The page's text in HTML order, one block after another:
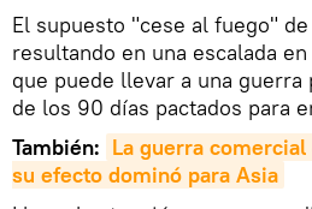
El supuesto "cese al fuego"
resultando en una escalada
que puede llevar a una guerra
de los 90 días pactados para
También: La guerra comercial
su efecto dominó para Asia